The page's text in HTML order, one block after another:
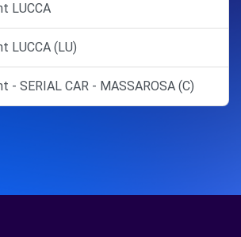
LUCCA
LUCCA (LU)
- SERIAL CAR - MASSAROSA (C)